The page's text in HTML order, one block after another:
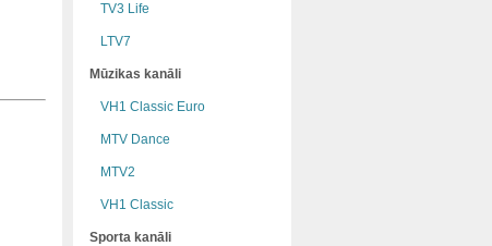
TV3 Life
LTV7
Mūzikas kanāli
VH1 Classic Euro
MTV Dance
MTV2
VH1 Classic
Sporta kanāli